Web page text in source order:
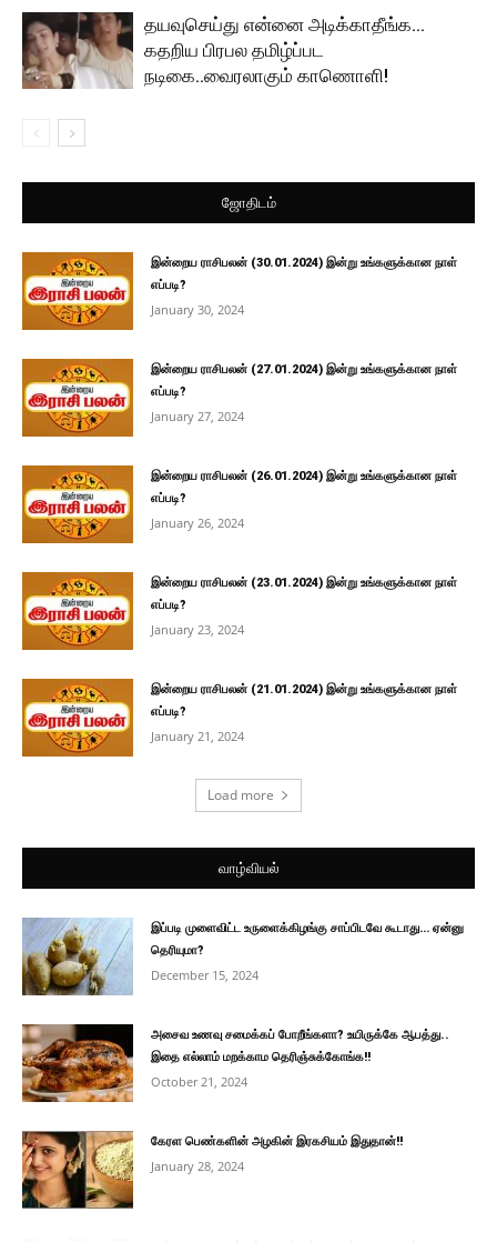
தயவுசெய்து என்னை அடிக்காதீங்க…
கதறிய பிரபல தமிழ்ப்பட
நடிகை..வைரலாகும் காணொளி!
ஜோதிடம்
இன்றைய ராசிபலன் (30.01.2024) இன்று உங்களுக்கான நாள்
எப்படி?
January 30, 2024
இன்றைய ராசிபலன் (27.01.2024) இன்று உங்களுக்கான நாள்
எப்படி?
January 27, 2024
இன்றைய ராசிபலன் (26.01.2024) இன்று உங்களுக்கான நாள்
எப்படி?
January 26, 2024
இன்றைய ராசிபலன் (23.01.2024) இன்று உங்களுக்கான நாள்
எப்படி?
January 23, 2024
இன்றைய ராசிபலன் (21.01.2024) இன்று உங்களுக்கான நாள்
எப்படி?
January 21, 2024
Load more
வாழ்வியல்
இப்படி முளைவிட்ட உருளைக்கிழங்கு சாப்பிடவே கூடாது… ஏன்னு
தெரியுமா?
December 15, 2024
அசைவ உணவு சமைக்கப் போறீங்களா? உயிருக்கே ஆபத்து..
இதை எல்லாம் மறக்காம தெரிஞ்சுக்கோங்க!!
October 21, 2024
கேரள பெண்களின் அழகின் இரகசியம் இதுதான்!!
January 28, 2024